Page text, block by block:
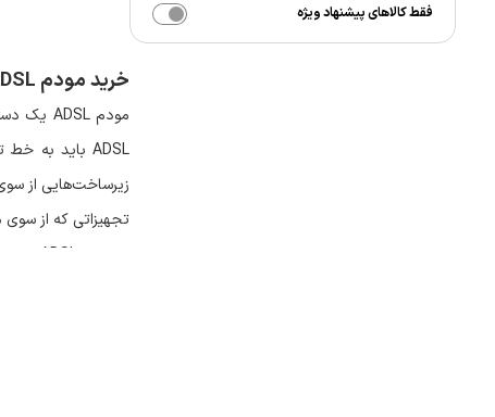
فقط کالاهای پیشنهاد ویژه
خرید مودم
مودم ADSL یک
ADSL باید به خط
زیرساخت‌هایی از
تجهیزاتی که از سوی
ADSL